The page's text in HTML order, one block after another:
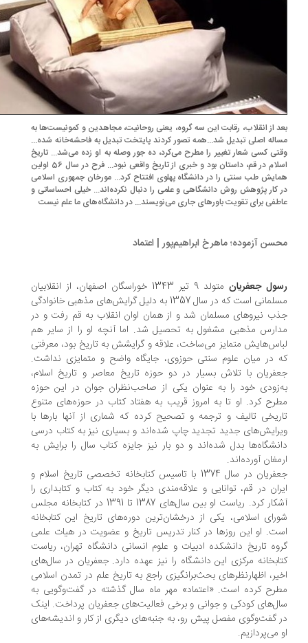
از انقلاب، رقابت این سه گروه، یعنی روحانیت، مجاهدین و کمونیست‌ها به
اصلی تبدیل شد...همه تصور کردند پایتخت تبدیل به فاحشه‌خانه شده...
کسی شعار تغییر را مطرح می‌کرد، ده جور وصله به او زده می‌شد... تاریخ
اسلام در قم، داستان بود و خبری از تاریخ واقعی نبود... فرح در سال 56 اولین
طب سنتی را در دانشگاه پهلوی افتتاح کرد... مورخان جمهوری اسلامی
کار پژوهش روش دانشگاهی و علمی را دنبال نکرده‌اند... خیلی احساساتی و
برای تقویت باورهای جاری می‌نویسند... در دانشگاه‌های ما علم نیست
آزموده؛ ماهرخ ابراهیم‌پور | اعتماد
جعفریان
متولد 9 تیر 1343 خوراسگان اصفهان، از انقلابیان
مسلمانی است که در سال 1357 به دلیل گرایش‌های مذهبی خانوادگی
نیروهای مسلمان شد و از همان اوان انقلاب به قم رفت و در
مذهبی مشغول به تحصیل شد. اما آنچه او را از سایر هم
متمایز می‌ساخت، علاقه و گرایشش به تاریخ بود، معرفتی
در میان علوم سنتی حوزوی، جایگاه واضح و متمایزی نداشت.
با تلاش بسیار در دو حوزه تاریخ معاصر و تاریخ اسلام،
خود را به عنوان یکی از صاحب‌نظران جوان در این حوزه
کرد. او تا به امروز قریب به هفتاد کتاب در حوزه‌های متنوع
تالیف و ترجمه و تصحیح کرده که شماری از آنها بارها با
جدید تجدید چاپ شده‌اند و بسیاری نیز به کتاب درسی
بدل شده‌اند و دو بار نیز جایزه کتاب سال را برایش به
آورده‌اند.
جعفریان در سال 1374 با تاسیس کتابخانه تخصصی تاریخ اسلام و
در قم، توانایی و علاقه‌مندی دیگر خود به کتاب و کتابداری را
آشکار کرد. ریاست او بین سال‌های 1387 تا 1391 در کتابخانه مجلس
اسلامی، یکی از درخشان‌ترین دوره‌های تاریخ این کتابخانه
او این روزها در کنار تدریس تاریخ و عضویت در هیات علمی
تاریخ دانشکده ادبیات و علوم انسانی دانشگاه تهران، ریاست
مرکزی این دانشگاه را نیز عهده دارد. جعفریان در سال‌های
اظهارنظرهای بحث‌برانگیزی راجع به تاریخ علم در تمدن اسلامی
کرده است. «اعتماد» مهر ماه سال گذشته در گفت‌وگویی به
کودکی و جوانی و برخی فعالیت‌های جعفریان پرداخت. اینک
گفت‌وگوی مفصل پیش رو، به جنبه‌های دیگری از کار و اندیشه‌های
می‌پردازیم.